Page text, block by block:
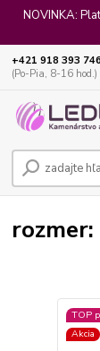
NOVINKA:
+421 918 393 746
(Po-Pia, 8-16 hod.)
TOP
Akcia